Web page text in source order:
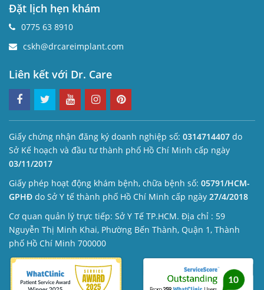
Đặt lịch hẹn khám
0775 63 8910
cskh@drcareimplant.com
Liên kết với Dr. Care
Giấy chứng nhận đăng ký doanh nghiệp số: 0314714407 do
Sở Kế hoạch và đầu tư thành phố Hồ Chí Minh cấp ngày
03/11/2017
Giấy phép hoạt động khám bệnh, chữa bệnh số: 05791/HCM-
GPHĐ do Sở Y tế thành phố Hồ Chí Minh cấp ngày 27/4/2018
Cơ quan quản lý trực tiếp: Sở Y Tế TP.HCM. Địa chỉ : 59
Nguyễn Thị Minh Khai, Phường Bến Thành, Quận 1, Thành
phố Hồ Chí Minh 700000